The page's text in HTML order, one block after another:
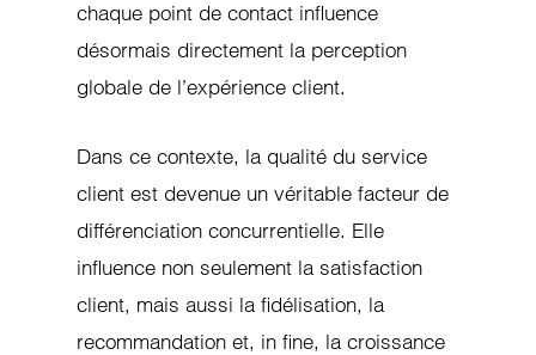
chaque point de contact influence
désormais directement la perception
globale de l’expérience client.
Dans ce contexte, la qualité du service
client est devenue un véritable facteur de
différenciation concurrentielle. Elle
influence non seulement la satisfaction
client, mais aussi la fidélisation, la
recommandation et, in fine, la croissance